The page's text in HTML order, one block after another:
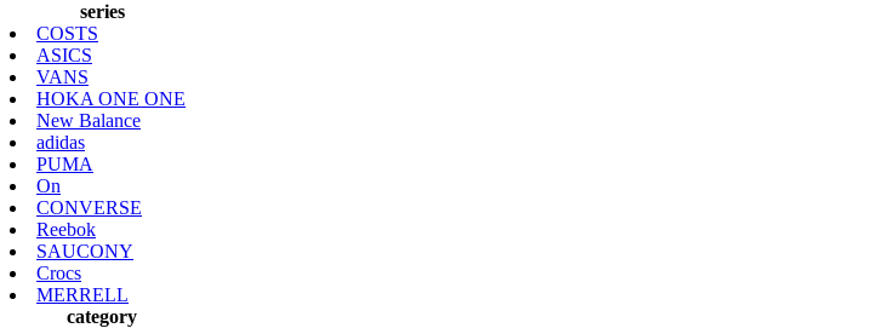
series
COSTS
ASICS
VANS
HOKA ONE ONE
New Balance
adidas
PUMA
On
CONVERSE
Reebok
SAUCONY
Crocs
MERRELL
category